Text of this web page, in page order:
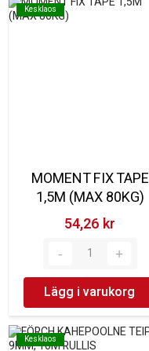
Kesklaos
Kesklaos
MOMENT FIX TAPE
1,5M (MAX 80KG)
54,26 kr‎
Lägg i varukorg
Kesklaos
Kesklaos